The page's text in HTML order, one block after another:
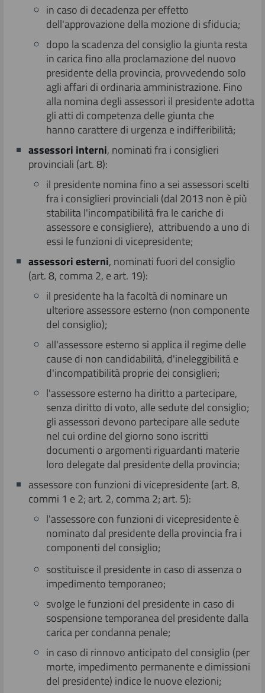
in caso di decadenza per effetto
dell'approvazione della mozione di sfiducia;
dopo la scadenza del consiglio la giunta resta
in carica fino alla proclamazione del nuovo
presidente della provincia, provvedendo solo
agli affari di ordinaria amministrazione. Fino
alla nomina degli assessori il presidente adotta
gli atti di competenza delle giunta che
hanno carattere di urgenza e indifferibilità;
assessori interni, nominati fra i consiglieri
provinciali (art. 8):
il presidente nomina fino a sei assessori scelti
fra i consiglieri provinciali (dal 2013 non è più
stabilita l'incompatibilità fra le cariche di
assessore e consigliere), attribuendo a uno di
essi le funzioni di vicepresidente;
assessori esterni, nominati fuori del consiglio
(art. 8, comma 2, e art. 19):
il presidente ha la facoltà di nominare un
ulteriore assessore esterno (non componente
del consiglio);
all'assessore esterno si applica il regime delle
cause di non candidabilità, d'ineleggibilità e
d'incompatibilità proprie dei consiglieri;
l'assessore esterno ha diritto a partecipare,
senza diritto di voto, alle sedute del consiglio;
gli assessori devono partecipare alle sedute
nel cui ordine del giorno sono iscritti
documenti o argomenti riguardanti materie
loro delegate dal presidente della provincia;
assessore con funzioni di vicepresidente (art. 8,
commi 1 e 2; art. 2, comma 2; art. 5):
l'assessore con funzioni di vicepresidente è
nominato dal presidente della provincia fra i
componenti del consiglio;
sostituisce il presidente in caso di assenza o
impedimento temporaneo;
svolge le funzioni del presidente in caso di
sospensione temporanea del presidente dalla
carica per condanna penale;
in caso di rinnovo anticipato del consiglio (per
morte, impedimento permanente e dimissioni
del presidente) indice le nuove elezioni;